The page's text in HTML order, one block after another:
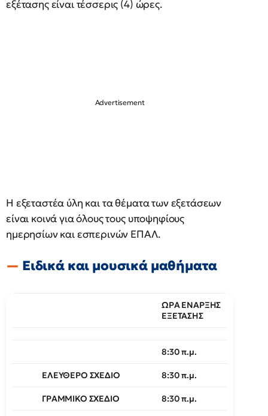
εξέτασης είναι τέσσερις (4) ώρες.
Η εξεταστέα ύλη και τα θέματα των εξετάσεων
είναι κοινά για όλους τους υποψηφίους
ημερησίων και εσπερινών ΕΠΑΛ.
Ειδικά και μουσικά μαθήματα
ΩΡΑ ΕΝΑΡΞΗΣ
ΕΞΕΤΑΣΗΣ
8:30 π.μ.
ΕΛΕΥΘΕΡΟ ΣΧΕΔΙΟ 8:30 π.μ.
ΓΡΑΜΜΙΚΟ ΣΧΕΔΙΟ 8:30 π.μ.